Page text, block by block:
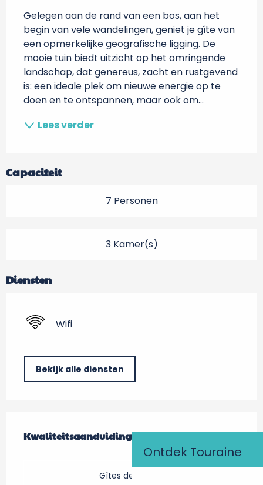
Ontdek Touraine
Gelegen aan de rand van een bos, aan het
begin van vele wandelingen, geniet je gîte van
een opmerkelijke geografische ligging. De
mooie tuin biedt uitzicht op het omringende
landschap, dat genereus, zacht en rustgevend
is: een ideale plek om nieuwe energie op te
doen en te ontspannen, maar ook om...
Lees verder
Capaciteit
7 Personen
3 Kamer(s)
Diensten
Wifi
Bekijk alle diensten
Kwaliteitsaanduiding
Kwaliteitsaanduiding
Gîtes de France